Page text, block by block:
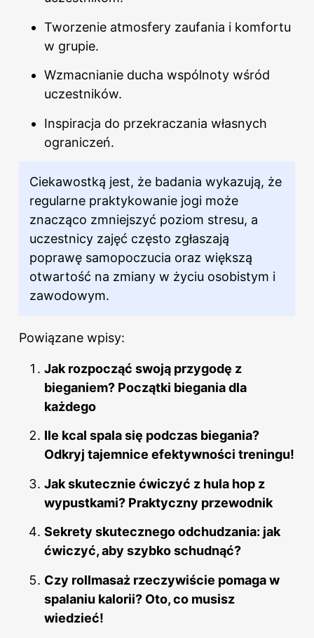
Tworzenie atmosfery zaufania i komfortu
w grupie.
Wzmacnianie ducha wspólnoty wśród
uczestników.
Inspiracja do przekraczania własnych
ograniczeń.
Ciekawostką jest, że badania wykazują, że
regularne praktykowanie jogi może
znacząco zmniejszyć poziom stresu, a
uczestnicy zajęć często zgłaszają
poprawę samopoczucia oraz większą
otwartość na zmiany w życiu osobistym i
zawodowym.
Powiązane wpisy:
Jak rozpocząć swoją przygodę z
bieganiem? Początki biegania dla
każdego
Ile kcal spala się podczas biegania?
Odkryj tajemnice efektywności treningu!
Jak skutecznie ćwiczyć z hula hop z
wypustkami? Praktyczny przewodnik
Sekrety skutecznego odchudzania: jak
ćwiczyć, aby szybko schudnąć?
Czy rollmasaż rzeczywiście pomaga w
spalaniu kalorii? Oto, co musisz
wiedzieć!